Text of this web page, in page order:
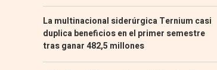
La multinacional siderúrgica Ternium casi
duplica beneficios en el primer semestre
tras ganar 482,5 millones